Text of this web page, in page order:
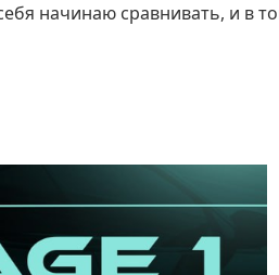
начинаю сравнивать, и в